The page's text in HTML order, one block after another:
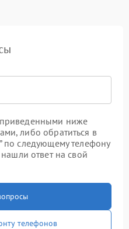
ниже
либо обратиться в
по следующему телефону
ответ на свой
телефонов